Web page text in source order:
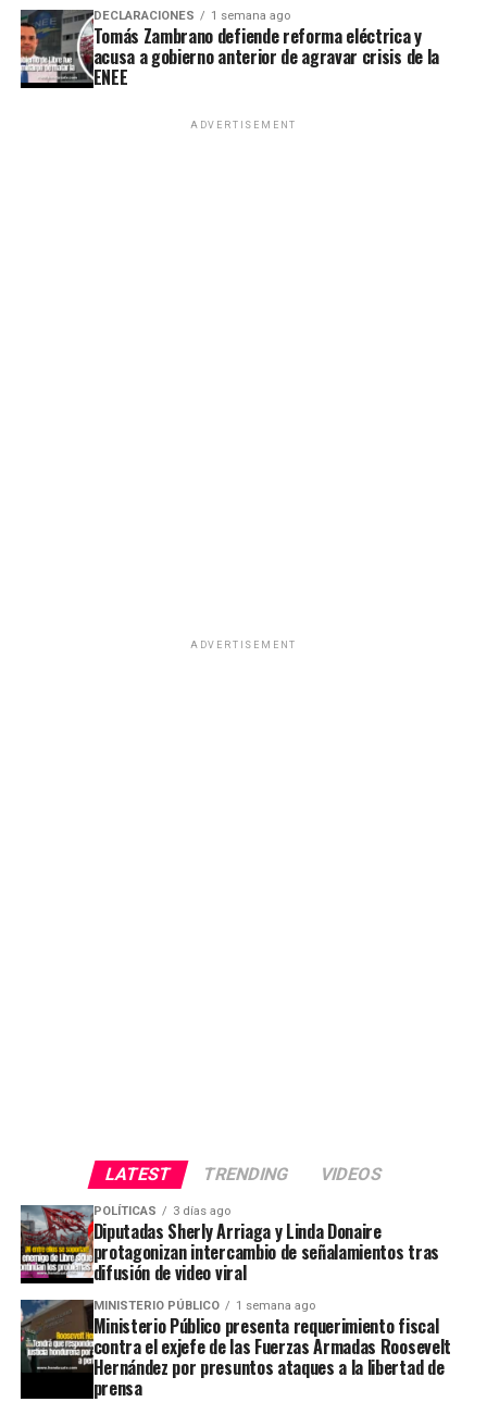
DECLARACIONES 1 semana ago
Tomás Zambrano defiende reforma eléctrica y
acusa a gobierno anterior de agravar crisis de la
ENEE
ADVERTISEMENT
ADVERTISEMENT
LATEST TRENDING VIDEOS
POLÍTICAS 3 días ago
Diputadas Sherly Arriaga y Linda Donaire
protagonizan intercambio de señalamientos tras
difusión de video viral
MINISTERIO PÚBLICO 1 semana ago
Ministerio Público presenta requerimiento fiscal
contra el exjefe de las Fuerzas Armadas Roosevelt
Hernández por presuntos ataques a la libertad de
prensa